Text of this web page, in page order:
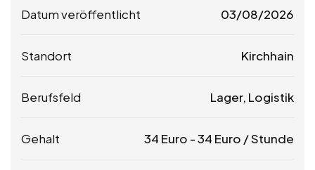
Datum veröffentlicht 03/08/2026
Standort Kirchhain
Berufsfeld Lager, Logistik
Gehalt 34 Euro -34 Euro / Stunde